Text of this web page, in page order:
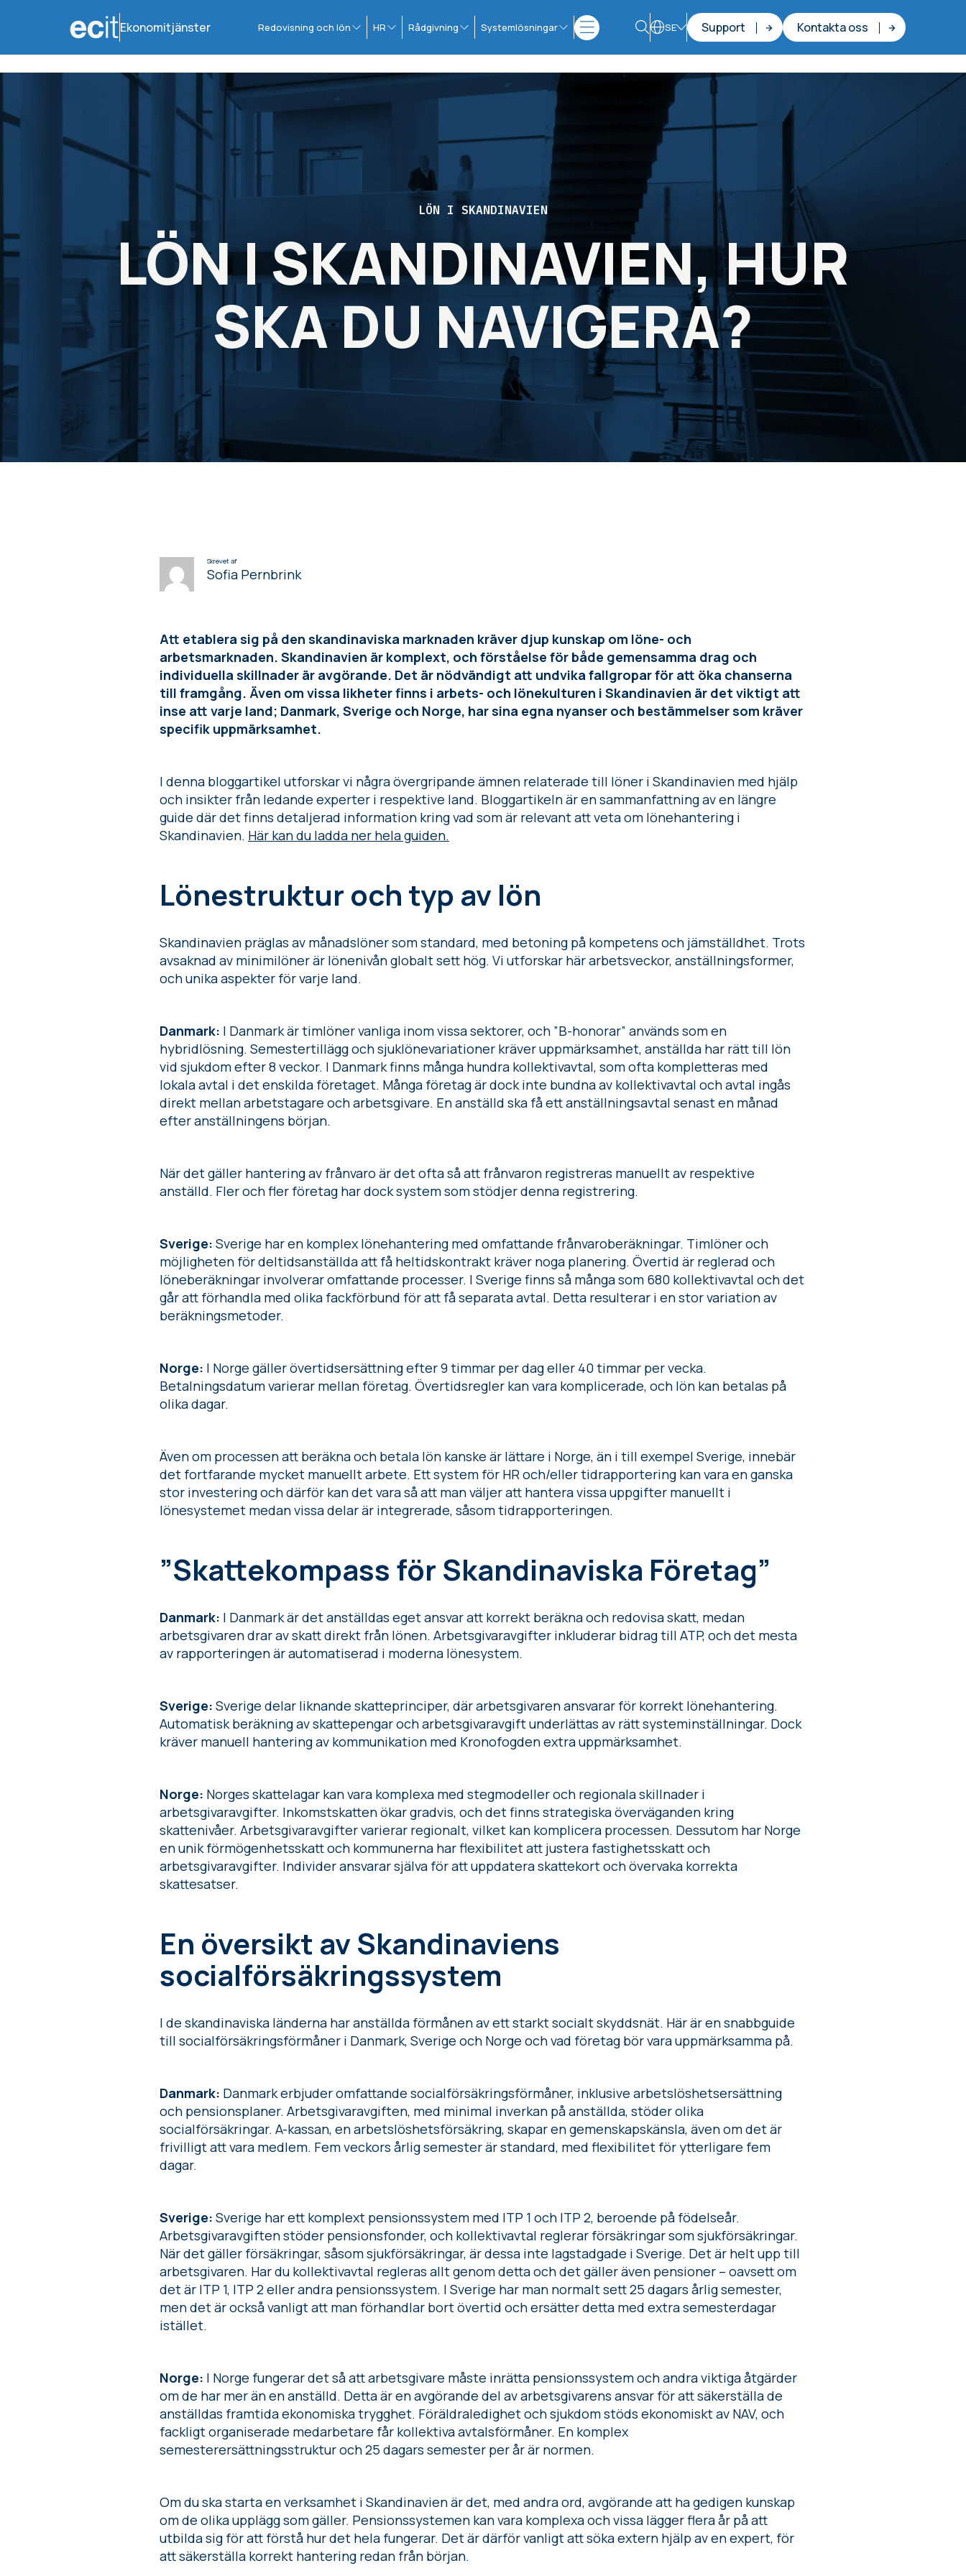
Ekonomitjänster Redovisning och lön HR Rådgivning Systemlösningar SE Support Kontakta oss
LÖN I SKANDINAVIEN
LÖN I SKANDINAVIEN, HUR
SKA DU NAVIGERA?
Skrevet af
Sofia Pernbrink
Att etablera sig på den skandinaviska marknaden kräver djup kunskap om löne- och
arbetsmarknaden. Skandinavien är komplext, och förståelse för både gemensamma drag och
individuella skillnader är avgörande. Det är nödvändigt att undvika fallgropar för att öka chanserna
till framgång. Även om vissa likheter finns i arbets- och lönekulturen i Skandinavien är det viktigt att
inse att varje land; Danmark, Sverige och Norge, har sina egna nyanser och bestämmelser som kräver
specifik uppmärksamhet.
I denna bloggartikel utforskar vi några övergripande ämnen relaterade till löner i Skandinavien med hjälp
och insikter från ledande experter i respektive land. Bloggartikeln är en sammanfattning av en längre
guide där det finns detaljerad information kring vad som är relevant att veta om lönehantering i
Skandinavien. Här kan du ladda ner hela guiden.
Lönestruktur och typ av lön
Skandinavien präglas av månadslöner som standard, med betoning på kompetens och jämställdhet. Trots
avsaknad av minimilöner är lönenivån globalt sett hög. Vi utforskar här arbetsveckor, anställningsformer,
och unika aspekter för varje land.
Danmark: I Danmark är timlöner vanliga inom vissa sektorer, och ”B-honorar” används som en
hybridlösning. Semestertillägg och sjuklönevariationer kräver uppmärksamhet, anställda har rätt till lön
vid sjukdom efter 8 veckor. I Danmark finns många hundra kollektivavtal, som ofta kompletteras med
lokala avtal i det enskilda företaget. Många företag är dock inte bundna av kollektivavtal och avtal ingås
direkt mellan arbetstagare och arbetsgivare. En anställd ska få ett anställningsavtal senast en månad
efter anställningens början.
När det gäller hantering av frånvaro är det ofta så att frånvaron registreras manuellt av respektive
anställd. Fler och fler företag har dock system som stödjer denna registrering.
Sverige: Sverige har en komplex lönehantering med omfattande frånvaroberäkningar. Timlöner och
möjligheten för deltidsanställda att få heltidskontrakt kräver noga planering. Övertid är reglerad och
löneberäkningar involverar omfattande processer. I Sverige finns så många som 680 kollektivavtal och det
går att förhandla med olika fackförbund för att få separata avtal. Detta resulterar i en stor variation av
beräkningsmetoder.
Norge: I Norge gäller övertidsersättning efter 9 timmar per dag eller 40 timmar per vecka.
Betalningsdatum varierar mellan företag. Övertidsregler kan vara komplicerade, och lön kan betalas på
olika dagar.
Även om processen att beräkna och betala lön kanske är lättare i Norge, än i till exempel Sverige, innebär
det fortfarande mycket manuellt arbete. Ett system för HR och/eller tidrapportering kan vara en ganska
stor investering och därför kan det vara så att man väljer att hantera vissa uppgifter manuellt i
lönesystemet medan vissa delar är integrerade, såsom tidrapporteringen.
”Skattekompass för Skandinaviska Företag”
Danmark: I Danmark är det anställdas eget ansvar att korrekt beräkna och redovisa skatt, medan
arbetsgivaren drar av skatt direkt från lönen. Arbetsgivaravgifter inkluderar bidrag till ATP, och det mesta
av rapporteringen är automatiserad i moderna lönesystem.
Sverige: Sverige delar liknande skatteprinciper, där arbetsgivaren ansvarar för korrekt lönehantering.
Automatisk beräkning av skattepengar och arbetsgivaravgift underlättas av rätt systeminställningar. Dock
kräver manuell hantering av kommunikation med Kronofogden extra uppmärksamhet.
Norge: Norges skattelagar kan vara komplexa med stegmodeller och regionala skillnader i
arbetsgivaravgifter. Inkomstskatten ökar gradvis, och det finns strategiska överväganden kring
skattenivåer. Arbetsgivaravgifter varierar regionalt, vilket kan komplicera processen. Dessutom har Norge
en unik förmögenhetsskatt och kommunerna har flexibilitet att justera fastighetsskatt och
arbetsgivaravgifter. Individer ansvarar själva för att uppdatera skattekort och övervaka korrekta
skattesatser.
En översikt av Skandinaviens
socialförsäkringssystem
I de skandinaviska länderna har anställda förmånen av ett starkt socialt skyddsnät. Här är en snabbguide
till socialförsäkringsförmåner i Danmark, Sverige och Norge och vad företag bör vara uppmärksamma på.
Danmark: Danmark erbjuder omfattande socialförsäkringsförmåner, inklusive arbetslöshetsersättning
och pensionsplaner. Arbetsgivaravgiften, med minimal inverkan på anställda, stöder olika
socialförsäkringar. A-kassan, en arbetslöshetsförsäkring, skapar en gemenskapskänsla, även om det är
frivilligt att vara medlem. Fem veckors årlig semester är standard, med flexibilitet för ytterligare fem
dagar.
Sverige: Sverige har ett komplext pensionssystem med ITP 1 och ITP 2, beroende på födelseår.
Arbetsgivaravgiften stöder pensionsfonder, och kollektivavtal reglerar försäkringar som sjukförsäkringar.
När det gäller försäkringar, såsom sjukförsäkringar, är dessa inte lagstadgade i Sverige. Det är helt upp till
arbetsgivaren. Har du kollektivavtal regleras allt genom detta och det gäller även pensioner – oavsett om
det är ITP 1, ITP 2 eller andra pensionssystem. I Sverige har man normalt sett 25 dagars årlig semester,
men det är också vanligt att man förhandlar bort övertid och ersätter detta med extra semesterdagar
istället.
Norge: I Norge fungerar det så att arbetsgivare måste inrätta pensionssystem och andra viktiga åtgärder
om de har mer än en anställd. Detta är en avgörande del av arbetsgivarens ansvar för att säkerställa de
anställdas framtida ekonomiska trygghet. Föräldraledighet och sjukdom stöds ekonomiskt av NAV, och
fackligt organiserade medarbetare får kollektiva avtalsförmåner. En komplex
semesterersättningsstruktur och 25 dagars semester per år är normen.
Om du ska starta en verksamhet i Skandinavien är det, med andra ord, avgörande att ha gedigen kunskap
om de olika upplägg som gäller. Pensionssystemen kan vara komplexa och vissa lägger flera år på att
utbilda sig för att förstå hur det hela fungerar. Det är därför vanligt att söka extern hjälp av en expert, för
att säkerställa korrekt hantering redan från början.